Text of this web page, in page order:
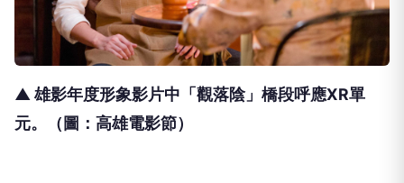
▲ 雄影年度形象影片中「觀落陰」橋段呼應XR單
元。（圖：高雄電影節）